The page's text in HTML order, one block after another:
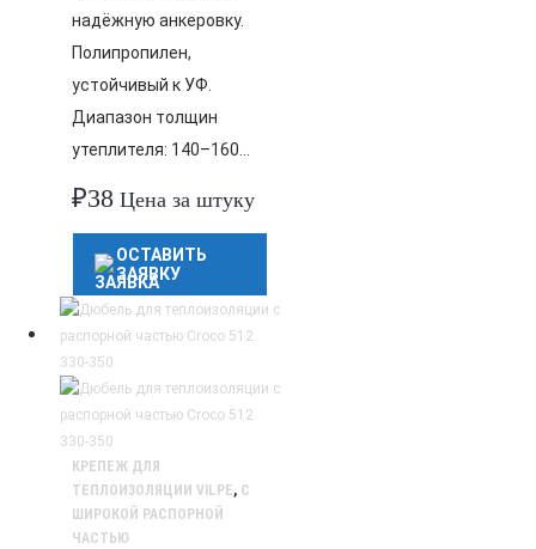
надёжную анкеровку.
Полипропилен,
устойчивый к УФ.
Диапазон толщин
утеплителя: 140–160…
₽38 Цена за штуку
ОСТАВИТЬ
ЗАЯВКУ
КРЕПЕЖ ДЛЯ
ТЕПЛОИЗОЛЯЦИИ VILPE, С
ШИРОКОЙ РАСПОРНОЙ
ЧАСТЬЮ